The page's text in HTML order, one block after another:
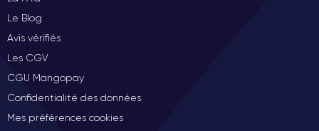
Le Blog
Avis vérifiés
Les CGV
CGU Mangopay
Confidentialité des données
Mes préférences cookies